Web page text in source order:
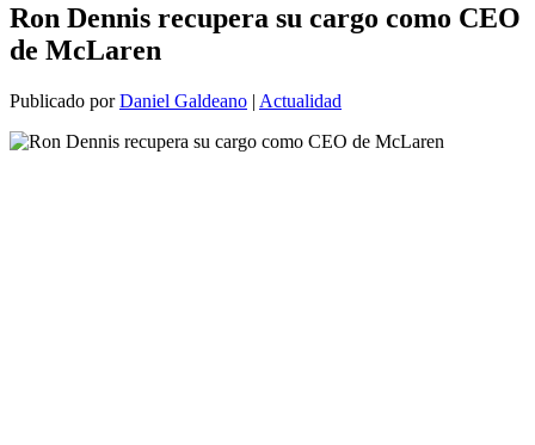
Ron Dennis recupera su cargo como CEO
de McLaren
Publicado porDaniel Galdeano | Actualidad